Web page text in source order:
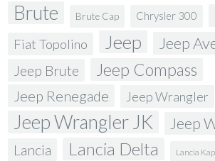
Brute Brute Cap Chrysler 300
Fiat Topolino Jeep Jeep
Jeep Brute Jeep Compass
Jeep Renegade Jeep Wrangler
Jeep Wrangler JK Jeep
Lancia Lancia Delta Lancia